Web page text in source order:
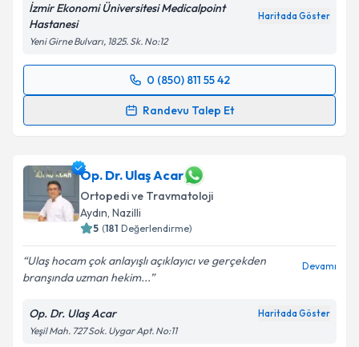
İzmir Ekonomi Üniversitesi Medicalpoint
Hastanesi
Haritada Göster
Yeni Girne Bulvarı, 1825. Sk. No:12
0 (850) 811 55 42
Randevu Talep Et
Randevu Takvimi Talebi
takvim hazırlandığında e-posta ile bilgilendireceğiz.
E-posta Adresiniz
Kişisel verilerimin işlenmesine ilişkin
kapsamda işlenmesini kabul ediyorum.
Op. Dr. Ulaş Acar
Ortopedi ve Travmatoloji
Aydın, Nazilli
5 (181 Değerlendirme)
Ulaş hocam çok anlayışlı açıklayıcı ve gerçekden
branşında uzman hekim...
Devamı
Op. Dr. Ulaş Acar Haritada Göster
Yeşil Mah. 727 Sok. Uygar Apt. No:11